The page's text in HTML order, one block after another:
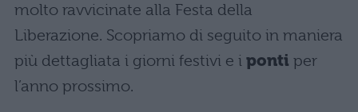
molto ravvicinate alla Festa della
Liberazione. Scopriamo di seguito in maniera
più dettagliata i giorni festivi e i ponti per
l’anno prossimo.